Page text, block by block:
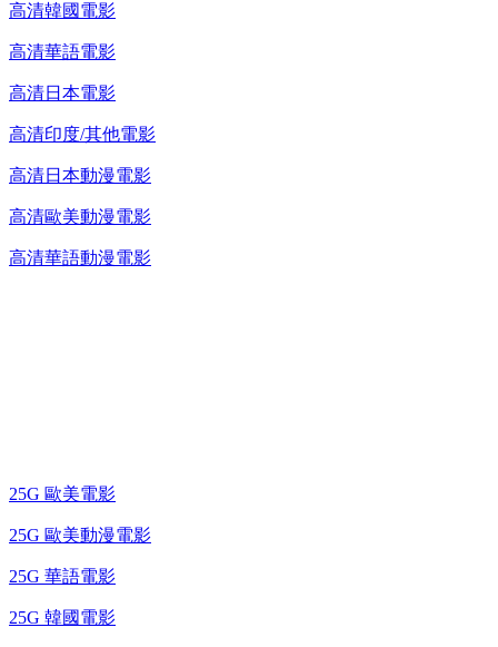
高清韓國電影
高清華語電影
高清日本電影
高清印度/其他電影
高清日本動漫電影
高清歐美動漫電影
高清華語動漫電影
25G 歐美電影
25G 歐美動漫電影
25G 華語電影
25G 韓國電影